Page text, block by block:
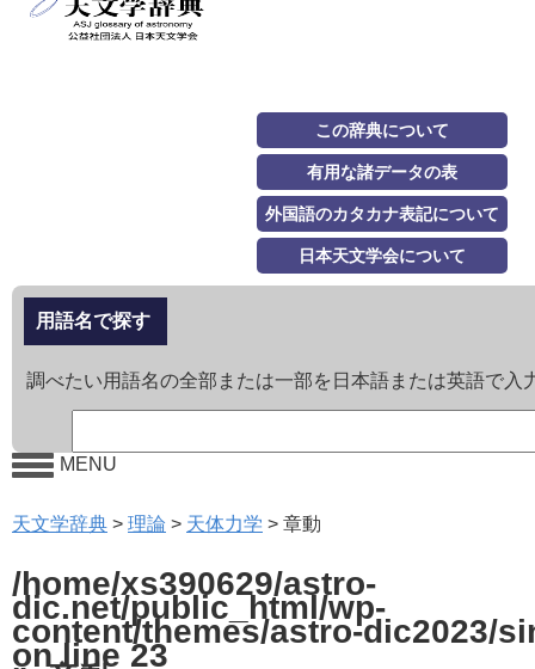
この辞典について
有用な諸データの表
外国語のカタカナ表記について
日本天文学会について
用語名で探す
調べたい用語名の全部または一部を日本語または英語で入
MENU
天文学辞典 > 理論 > 天体力学 > 章動
/home/xs390629/astro-
dic.net/public_html/wp-
content/themes/astro-dic2023/
on line 23